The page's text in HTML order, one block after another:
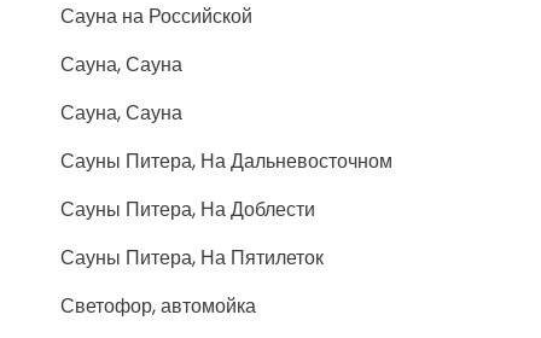
Сауна на Российской
Сауна, Сауна
Сауна, Сауна
Сауны Питера, На Дальневосточном
Сауны Питера, На Доблести
Сауны Питера, На Пятилеток
Светофор, автомойка